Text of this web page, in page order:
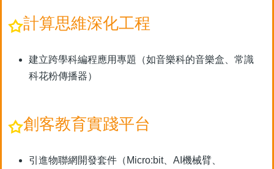
計算思維深化工程
建立跨學科編程應用專題（如音樂科的音樂盒、常識
科花粉傳播器）
創客教育實踐平台
引進物聯網開發套件（Micro:bit、AI機械臂、